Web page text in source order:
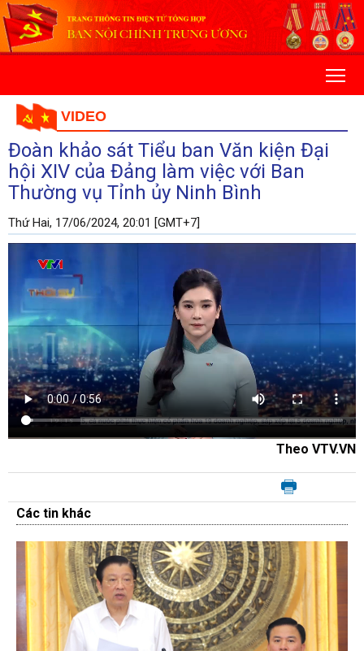
VIDEO
Đoàn khảo sát Tiểu ban Văn kiện Đại
hội XIV của Đảng làm việc với Ban
Thường vụ Tỉnh ủy Ninh Bình
Thứ Hai, 17/06/2024, 20:01 [GMT+7]
Theo VTV.VN
Các tin khác